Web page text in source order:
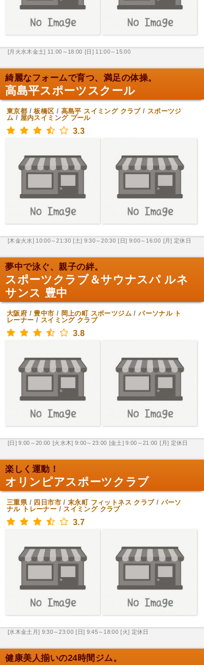
[月火水木金土] 11:00～18:00 [日] 11:00～15:00
綺麗なフォームで育つ、満足の体操。
高島平スポーツスクール
東京都 /板橋区 / 高島平 スイミング クラブ/ スポーツジ
ム / 屋内スイミング プール
3.3
[木金火水] 10:00～21:30 [土] 9:30～20:30 [日] 9:00～16:00 [月] 定休日
夢中で泳ぐ、親子の絆。
スポーツクラブ＆サウナスパ ルネ
サンス 豊中
大阪府 /豊中市 / 岡上の町 スポーツジム/パーソナル ト
レーナー / スイミング クラブ
3.8
[日] 9:00～20:00 [火水木] 9:00～23:00 [金土] 9:00～21:00 [月] 定休日
楽しく運動！
オリンピアスポーツクラブ
三重県/ 四日市市/末永町 フィットネス クラブ/ パーソ
ナル トレーナー / スイミング クラブ
3.7
[水木金土月] 9:30～23:00 [日] 9:45～18:00 [火] 定休日
健康美人揃いの24時間ジム。